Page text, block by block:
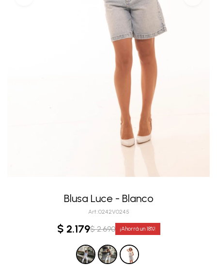
Blusa Luce - Blanco
0242V0245
$ 2.179$ 2.690 18